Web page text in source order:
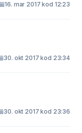
16. mar 2017 kod 12:23
30. okt 2017 kod 23:34
30. okt 2017 kod 23:36